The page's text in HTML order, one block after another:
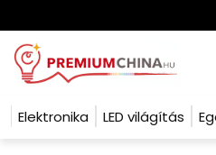
Elektronika LED világítás